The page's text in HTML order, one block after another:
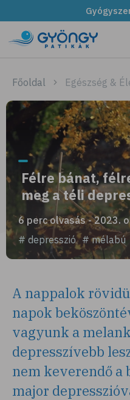
Főoldal Egészség &
Félre bánat,
meg a téli
6 perc olvasás - 2023.
# depresszió # mélabú
A nappalok
napok
vagyunk a
depresszívebb
nem keverendő a
major